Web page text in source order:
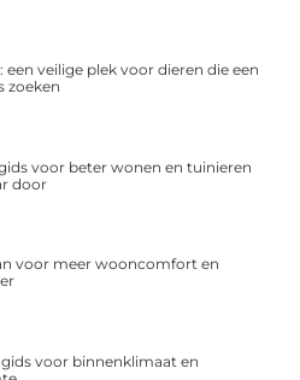
een veilige plek voor dieren die een
zoeken
voor beter wonen en tuinieren
door
voor meer wooncomfort en
voor binnenklimaat en